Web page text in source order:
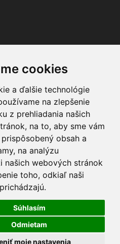
cookies
a ďalšie technológie
na zlepšenie
z prehliadania našich
na to, aby sme vám
obsah a
na analýzu
našich webových stránok
toho, odkiaľ naši
Súhlasím
Odmietam
moje nastavenia
Klenoty-Buran.sk, 2016 - 2024 |
GraphicSite.cz